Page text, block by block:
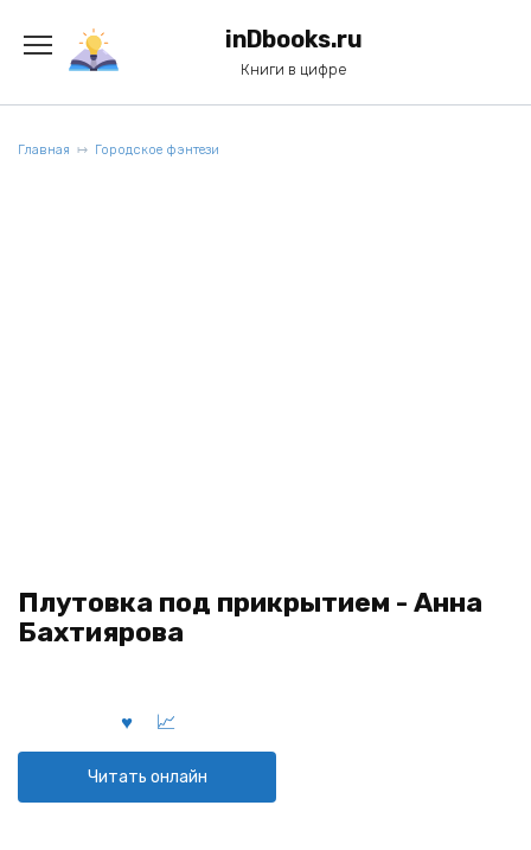
содержанию
inDbooks.ru
Книги в цифре
Главная Городское фэнтези
Плутовка под прикрытием - Анна
Бахтиярова
Читать онлайн